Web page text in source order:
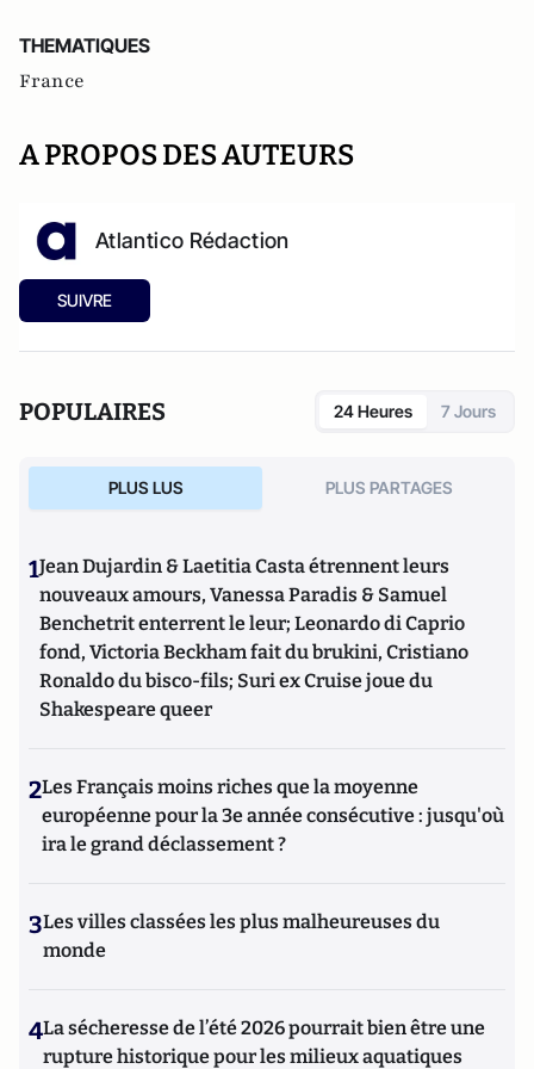
THEMATIQUES
France
A PROPOS DES AUTEURS
Atlantico Rédaction
SUIVRE
POPULAIRES 24 Heures 7 Jours
PLUS LUS PLUS PARTAGES
1Jean Dujardin & Laetitia Casta étrennent leurs
nouveaux amours, Vanessa Paradis & Samuel
Benchetrit enterrent le leur; Leonardo di Caprio
fond, Victoria Beckham fait du brukini, Cristiano
Ronaldo du bisco-fils; Suri ex Cruise joue du
Shakespeare queer
2Les Français moins riches que la moyenne
européenne pour la 3e année consécutive : jusqu'où
ira le grand déclassement ?
3Les villes classées les plus malheureuses du
monde
4La sécheresse de l’été 2026 pourrait bien être une
rupture historique pour les milieux aquatiques